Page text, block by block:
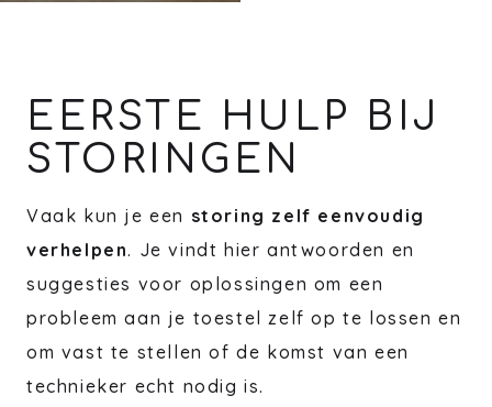
EERSTE HULP BIJ
STORINGEN
Vaak kun je een storing zelf eenvoudig
verhelpen. Je vindt hier antwoorden en
suggesties voor oplossingen om een
probleem aan je toestel zelf op te lossen en
om vast te stellen of de komst van een
technieker echt nodig is.